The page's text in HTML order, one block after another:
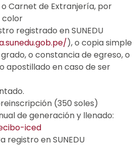
o Carnet de Extranjería, por
color
registrado en SUNEDU
), o copia simple
o constancia de egreso, o
apostillado en caso de ser
(350 soles)
de generación y llenado:
iced
registro en SUNEDU